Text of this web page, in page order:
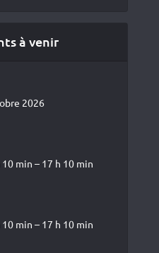
à venir
2026
min – 17 h 10 min
min – 17 h 10 min